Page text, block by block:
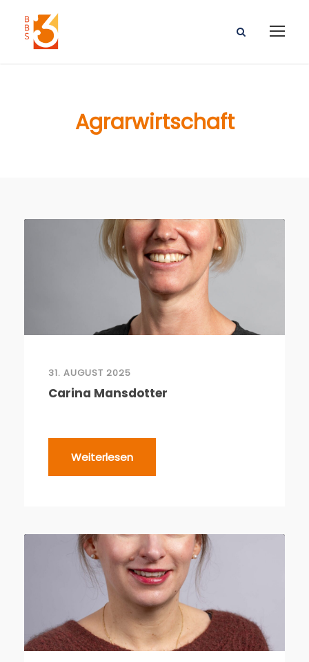
Agrarwirtschaft
31. AUGUST 2025
Carina Mansdotter
Weiterlesen